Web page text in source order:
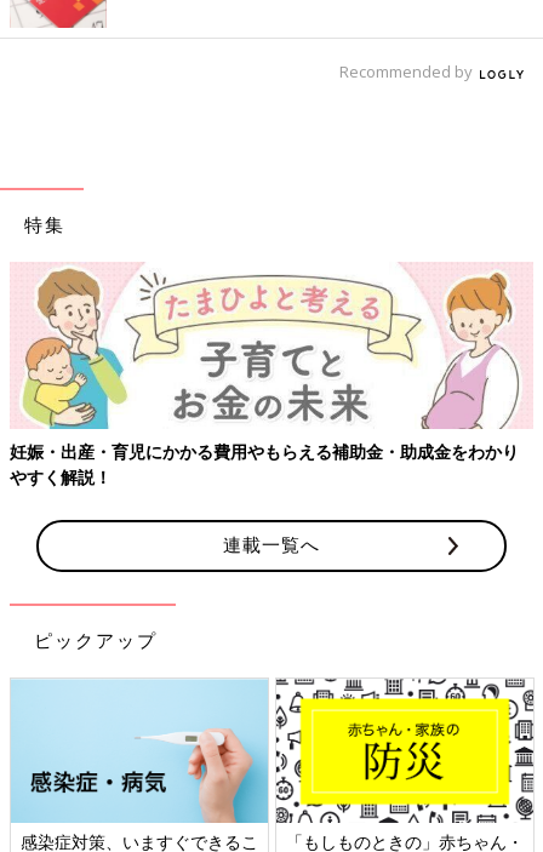
Recommended by
特集
かり
【ワクチン接種できるものも】妊婦の感染症対策、知って
連載一覧へ
ピックアップ
ちゃん・
日本外来小児科学会リーフレッ
六星占術 細木かおり